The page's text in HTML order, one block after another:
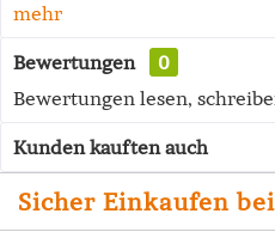
mehr
Bewertungen
0
Bewertungen lesen,
Kunden kauften auch
Sicher Einkaufen